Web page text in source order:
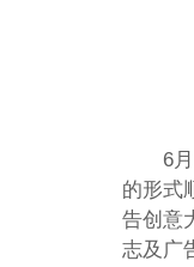
6
的形式
告创意
志及广